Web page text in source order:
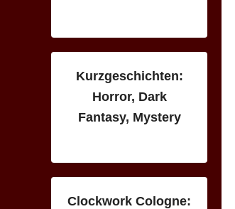
Kurzgeschichten:
Horror, Dark
Fantasy, Mystery
Clockwork Cologne: